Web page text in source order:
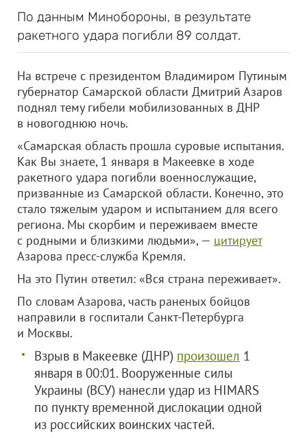
По данным Минобороны, в результате
ракетного удара погибли 89 солдат.
На встрече с президентом Владимиром Путиным
губернатор Самарской области Дмитрий Азаров
поднял тему гибели мобилизованных в ДНР
в новогоднюю ночь.
«Самарская область прошла суровые испытания.
Как Вы знаете, 1 января в Макеевке в ходе
ракетного удара погибли военнослужащие,
призванные из Самарской области. Конечно, это
стало тяжелым ударом и испытанием для всего
региона. Мы скорбим и переживаем вместе
с родными и близкими людьми», — цитирует
Азарова пресс-служба Кремля.
На это Путин ответил: «Вся страна переживает».
По словам Азарова, часть раненых бойцов
направили в госпитали Санкт-Петербурга
и Москвы.
Взрыв в Макеевке (ДНР) произошел 1
января в 00:01. Вооруженные силы
Украины (ВСУ) нанесли удар из HIMARS
по пункту временной дислокации одной
из российских воинских частей.